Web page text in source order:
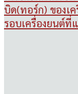
บิด(ทอร์ก) ของเ
รอบเครื่องยนต์ที่